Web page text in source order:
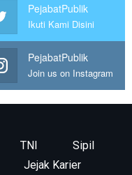
PejabatPublik
Ikuti Kami Disini
PejabatPublik
Join us on Instagram
TNI
Sipil
Jejak Karier